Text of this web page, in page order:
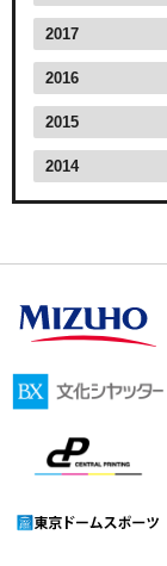
2017
2016
2015
2014